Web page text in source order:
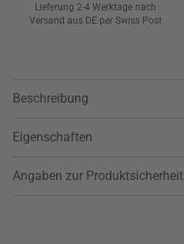
Lieferung 2-4 Werktage nach
Versand aus DE per Swiss Post
Beschreibung
Eigenschaften
Angaben zur Produktsicherheit